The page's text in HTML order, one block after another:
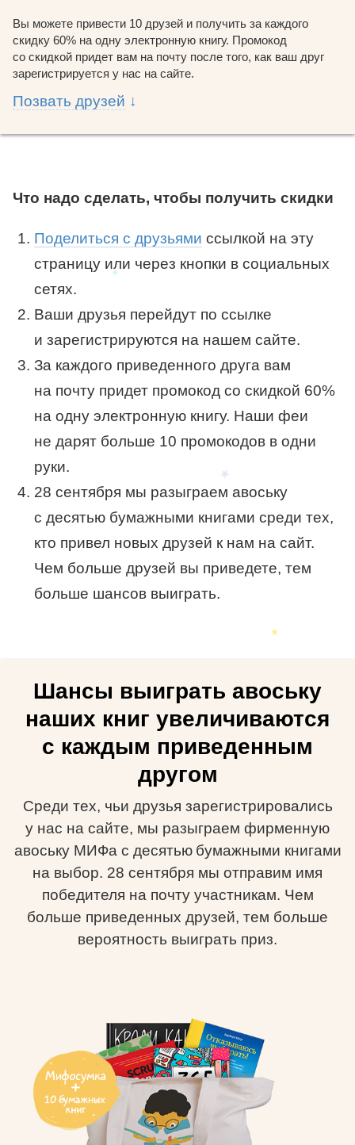
Вы можете привести 10 друзей и получить за каждого
скидку 60% на одну электронную книгу. Промокод
со скидкой придет вам на почту после того, как ваш друг
зарегистрируется у нас на сайте.
Позвать друзей
Что надо сделать, чтобы получить скидки
Поделиться с друзьями ссылкой на эту
страницу или через кнопки в социальных
сетях.
Ваши друзья перейдут по ссылке
и зарегистрируются на нашем сайте.
За каждого приведенного друга вам
на почту придет промокод со скидкой 60%
на одну электронную книгу. Наши феи
не дарят больше 10 промокодов в одни
руки.
28 сентября мы разыграем авоську
с десятью бумажными книгами среди тех,
кто привел новых друзей к нам на сайт.
Чем больше друзей вы приведете, тем
больше шансов выиграть.
Шансы выиграть авоську
наших книг увеличиваются
с каждым приведенным
другом
Среди тех, чьи друзья зарегистрировались
у нас на сайте, мы разыграем фирменную
авоську МИФа с десятью бумажными книгами
на выбор. 28 сентября мы отправим имя
победителя на почту участникам. Чем
больше приведенных друзей, тем больше
вероятность выиграть приз.